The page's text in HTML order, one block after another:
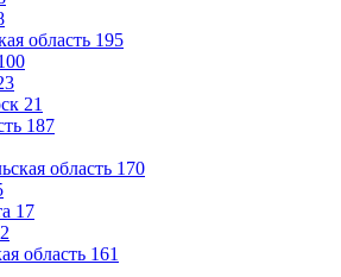
область 195
21
187
область 170
17
область 161